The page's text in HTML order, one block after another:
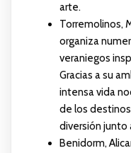
arte.
Torremolinos,
organiza
veraniegos
Gracias a su
intensa vida
de los
diversión junto
Benidorm,